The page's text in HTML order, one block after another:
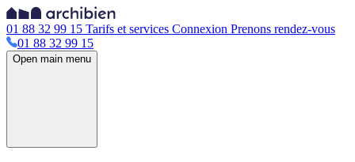
01 88 32 99 15 Tarifs et services Connexion Prenons rendez-vous
01 88 32 99 15
Open main menu